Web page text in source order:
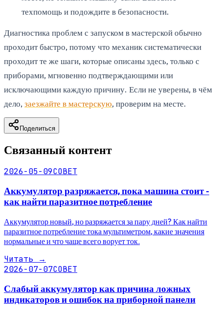
техпомощь и подождите в безопасности.
Диагностика проблем с запуском в мастерской обычно
проходит быстро, потому что механик систематически
проходит те же шаги, которые описаны здесь, только с
приборами, мгновенно подтверждающими или
исключающими каждую причину. Если не уверены, в чём
дело, заезжайте в мастерскую, проверим на месте.
Поделиться
Связанный контент
2026-05-09СОВЕТ
Аккумулятор разряжается, пока машина стоит -
как найти паразитное потребление
Аккумулятор новый, но разряжается за пару дней? Как найти
паразитное потребление тока мультиметром, какие значения
нормальные и что чаще всего ворует ток.
Читать →
2026-07-07СОВЕТ
Слабый аккумулятор как причина ложных
индикаторов и ошибок на приборной панели